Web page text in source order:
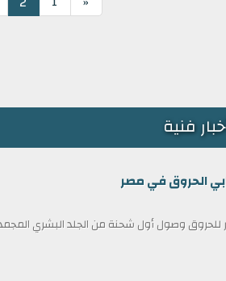
فنية
الحروق في مصر
وصول أول شحنة من الجلد البشري